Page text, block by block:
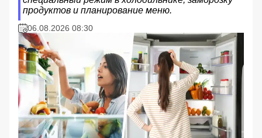
продуктов и планирование меню.
06.08.2026 08:30